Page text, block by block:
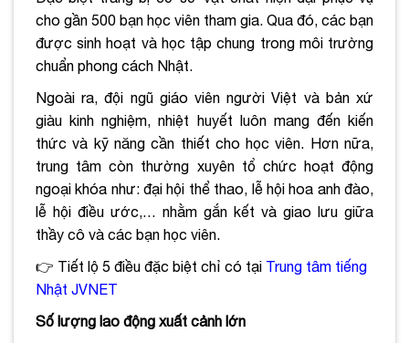
cho gần 500 bạn học viên tham gia. Qua đó, các bạn
được sinh hoạt và học tập chung trong môi trường
chuẩn phong cách Nhật.
Ngoài ra, đội ngũ giáo viên người Việt và bản xứ
giàu kinh nghiệm, nhiệt huyết luôn mang đến kiến
thức và kỹ năng cần thiết cho học viên. Hơn nữa,
trung tâm còn thường xuyên tổ chức hoạt động
ngoại khóa như: đại hội thể thao, lễ hội hoa anh đào,
lễ hội điều ước,… nhằm gắn kết và giao lưu giữa
thầy cô và các bạn học viên.
👉 Tiết lộ 5 điều đặc biệt chỉ có tại Trung tâm tiếng
Nhật JVNET
Số lượng lao động xuất cảnh lớn